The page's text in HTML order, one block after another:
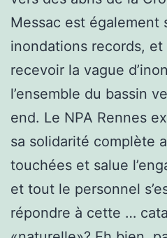
Messac est également
inondations records,
recevoir la vague
l’ensemble du bassin
end. Le NPA Rennes
sa solidarité complète
touchées et salue
et tout le personnel
répondre à cette …